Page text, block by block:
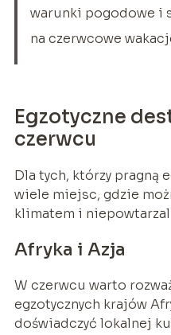
warunki pogodowe i
na czerwcowe
Egzotyczne
czerwcu
Dla tych, którzy pragną
wiele miejsc, gdzie
klimatem i
Afryka i Azja
W czerwcu warto
egzotycznych krajów
doświadczyć lokalnej